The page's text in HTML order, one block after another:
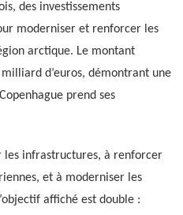
des investissements
moderniser et renforcer les
arctique. Le montant
d’euros, démontrant une
prend ses
les infrastructures, à renforcer
et à moderniser les
affiché est double :